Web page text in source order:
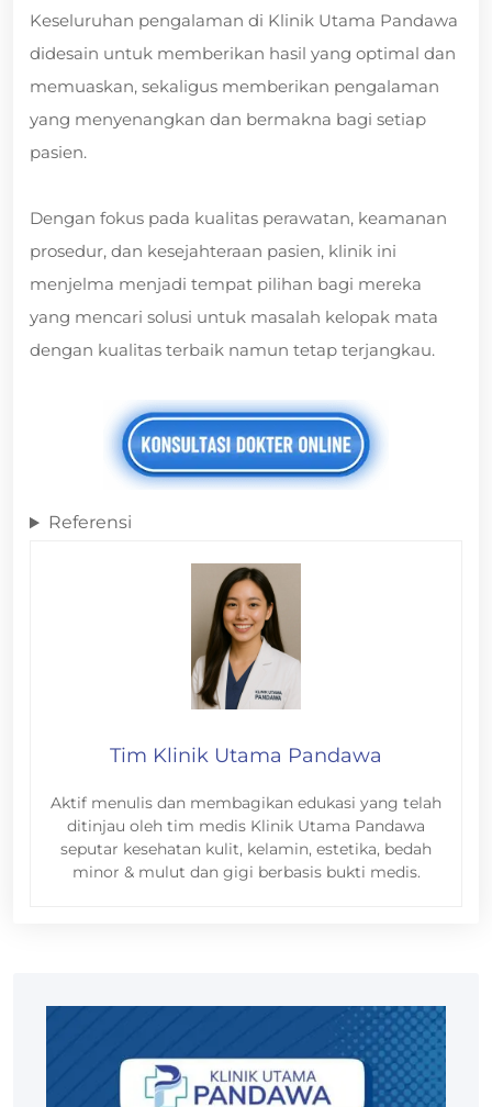
Keseluruhan pengalaman di Klinik Utama Pandawa
didesain untuk memberikan hasil yang optimal dan
memuaskan, sekaligus memberikan pengalaman
yang menyenangkan dan bermakna bagi setiap
pasien.
Dengan fokus pada kualitas perawatan, keamanan
prosedur, dan kesejahteraan pasien, klinik ini
menjelma menjadi tempat pilihan bagi mereka
yang mencari solusi untuk masalah kelopak mata
dengan kualitas terbaik namun tetap terjangkau.
Referensi
Tim Klinik Utama Pandawa
Aktif menulis dan membagikan edukasi yang telah
ditinjau oleh tim medis Klinik Utama Pandawa
seputar kesehatan kulit, kelamin, estetika, bedah
minor & mulut dan gigi berbasis bukti medis.